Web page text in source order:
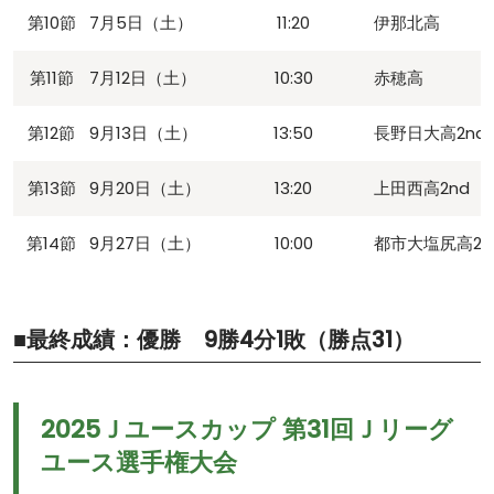
第10節 7月5日（土） 11:20 伊那北高
第11節 7月12日（土） 10:30 赤穂高
第12節 9月13日（土） 13:50 長野日大高2nd
第13節 9月20日（土） 13:20 上田西高2nd
第14節 9月27日（土） 10:00 都市大塩尻高
■最終成績：優勝 9勝4分1敗（勝点31）
2025Ｊユースカップ 第31回Ｊリーグ
ユース選手権大会